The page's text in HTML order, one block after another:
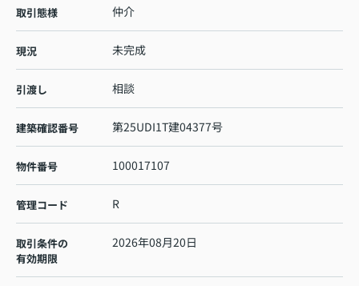
取引態様 仲介
現況 未完成
引渡し 相談
建築確認番号 第25UDI1T建04377号
物件番号 100017107
管理コード R
取引条件の
有効期限
2026年08月20日